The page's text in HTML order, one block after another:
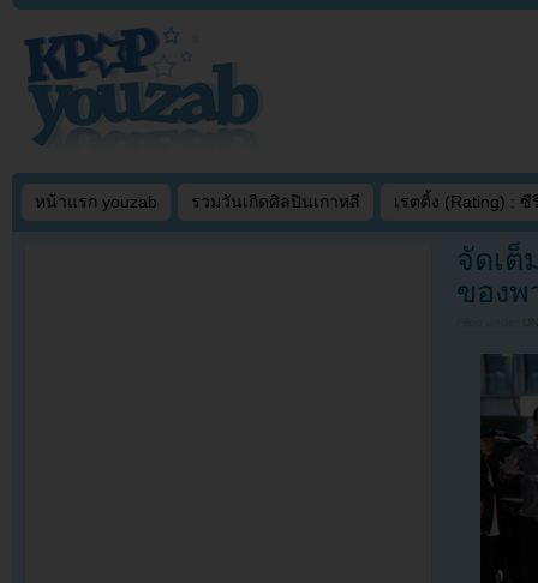
หน้าแรก youzab รวมวันเกิดศิลปินเกาหลี เรตติ้ง (Rating) : ซี
จัดเต็
ของพ